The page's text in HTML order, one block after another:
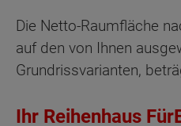
Die Netto-Raumfläche
auf den von Ihnen
Grundrissvarianten,
Ihr Reihenhaus